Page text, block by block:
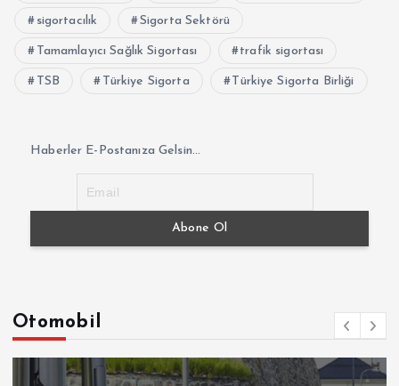
sigortacılık Sigorta Sektörü
Tamamlayıcı Sağlık Sigortası trafik sigortası
TSB Türkiye Sigorta Türkiye Sigorta Birliği
Haberler E-Postanıza Gelsin...
Otomobil